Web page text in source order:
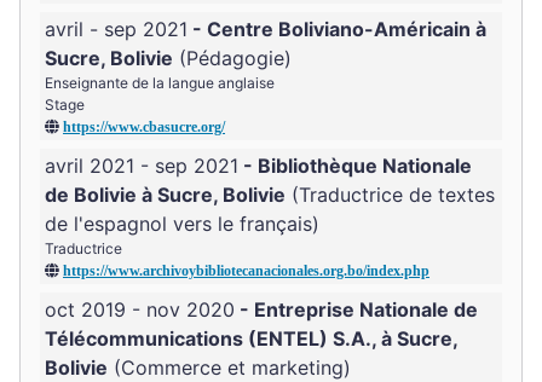
avril - sep 2021
Centre Boliviano-Américain à
Sucre, Bolivie
Pédagogie
Enseignante de la langue anglaise
Stage
https://www.cbasucre.org/
avril 2021 - sep 2021
Bibliothèque Nationale
de Bolivie à Sucre, Bolivie Traductrice de textes
de l'espagnol vers le français
Traductrice
https://www.archivoybibliotecanacionales.org.bo/index.php
oct 2019 - nov 2020
Entreprise Nationale de
Télécommunications (ENTEL) S.A., à Sucre,
Bolivie
Commerce et marketing